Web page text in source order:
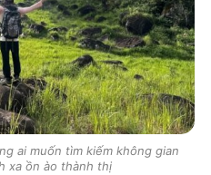
ai muốn tìm kiếm không gian
xa ồn ào thành thị